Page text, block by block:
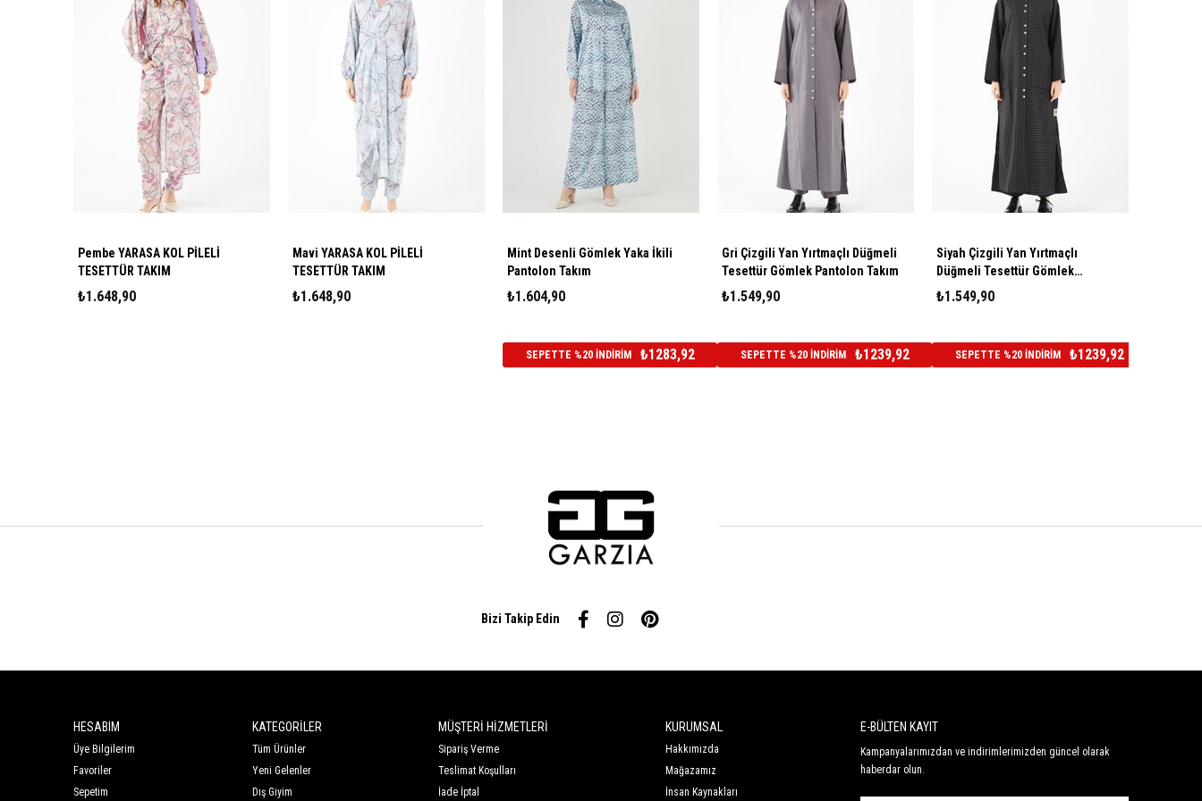
Pembe YARASA KOL PİLELİ
TESETTÜR TAKIM
₺1.648,90
Mavi YARASA KOL PİLELİ
TESETTÜR TAKIM
₺1.648,90
Mint Desenli Gömlek Yaka İkili
Pantolon Takım
₺1.604,90
SEPETTE %20 İNDİRİM ₺1283,92
Gri Çizgili Yan Yırtmaçlı Düğmeli
Tesettür Gömlek Pantolon Takım
₺1.549,90
SEPETTE %20 İNDİRİM ₺1239,92
Siyah Çizgili Yan Yırtmaçlı
Düğmeli Tesettür Gömlek
Pantolon Takım
₺1.549,90
SEPETTE %20 İNDİRİM ₺1239,92
Bizi Takip Edin
HESABIM
Üye Bilgilerim
Favoriler
Sepetim
KATEGORİLER
Tüm Ürünler
Yeni Gelenler
Dış Giyim
MÜŞTERİ HİZMETLERİ
Sipariş Verme
Teslimat Koşulları
İade İptal
KURUMSAL
Hakkımızda
Mağazamız
İnsan Kaynakları
E-BÜLTEN KAYIT
Kampanyalarımızdan ve indirimlerimizden güncel olarak
haberdar olun.